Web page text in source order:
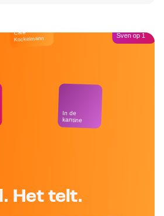
Het telt.
Café
Kockelmann
In de
kantine
Sven op 1